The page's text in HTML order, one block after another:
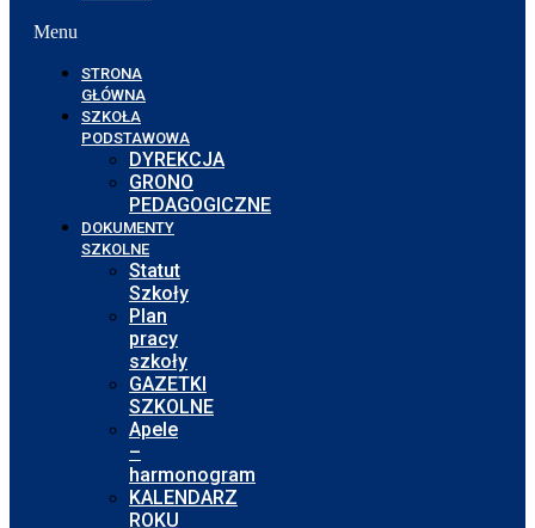
Menu
STRONA
GŁÓWNA
SZKOŁA
PODSTAWOWA
DYREKCJA
GRONO
PEDAGOGICZNE
DOKUMENTY
SZKOLNE
Statut
Szkoły
Plan
pracy
szkoły
GAZETKI
SZKOLNE
Apele
–
harmonogram
KALENDARZ
ROKU